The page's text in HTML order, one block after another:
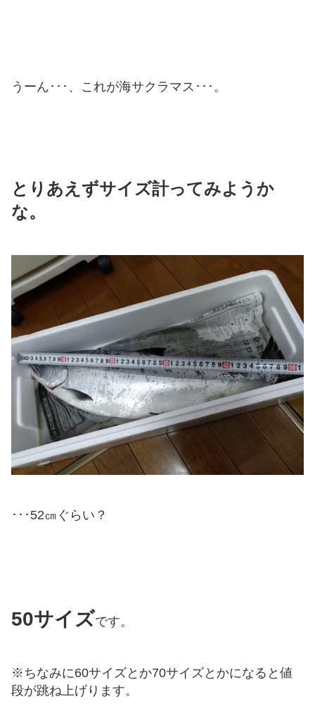
うーん･･･、これが海サクラマス･･･。
とりあえずサイズ計ってみようか
な。
･･･52㎝ぐらい？
50サイズです。
※ちなみに60サイズとか70サイズとかになると値
段が跳ね上げります。